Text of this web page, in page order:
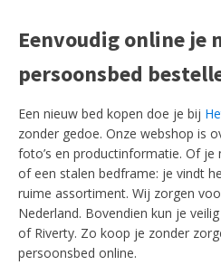
Eenvoudig online je
persoonsbed
Een nieuw bed kopen doe je bij
zonder gedoe. Onze webshop is
foto’s en productinformatie. Of je
of een stalen bedframe: je vindt
ruime assortiment. Wij zorgen
Nederland. Bovendien kun je
of Riverty. Zo koop je zonder
persoonsbed online.